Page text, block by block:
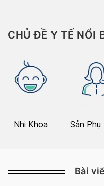
CHỦ ĐỀ Y TẾ NỔI
Nhi Khoa Sản Phụ
Bài